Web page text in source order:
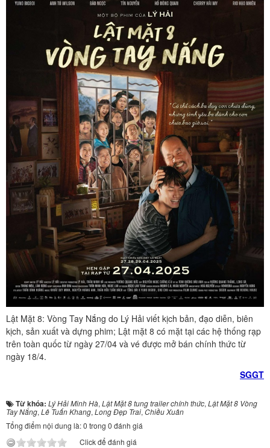
Lật Mặt 8: Vòng Tay Nắng do Lý Hải viết kịch bản, đạo diễn, biên
kịch, sản xuất và dựng phim; Lật mặt 8 có mặt tại các hệ thống rạp
trên toàn quốc từ ngày 27/04 và vé được mở bán chính thức từ
ngày 18/4.
SGGT
Từ khóa: Lý Hải Minh Hà, Lật Mặt 8 tung trailer chính thức, Lật Mặt 8 Vòng
Tay Nắng, Lê Tuấn Khang, Long Đẹp Trai,Chiều Xuân
Tổng điểm nội dung là: 0 trong 0 đánh giá
Click để đánh giá